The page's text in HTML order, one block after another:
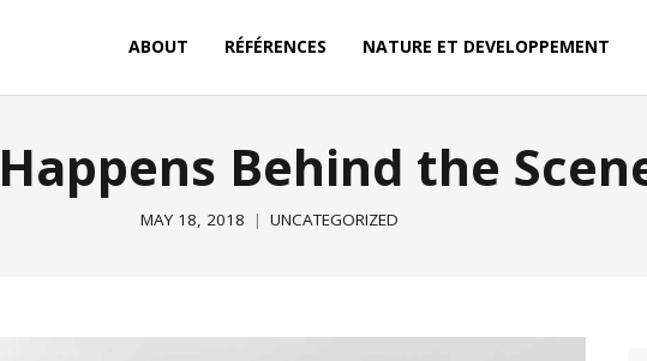
ABOUT RÉFÉRENCES NATURE ET DEVELOPPEMENT
Behind the
MAY 18, 2018 UNCATEGORIZED